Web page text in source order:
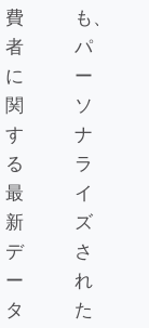
費
者
に
関
す
る
最
新
デ
ー
タ
も、
パ
ー
ソ
ナ
ラ
イ
ズ
さ
れ
た